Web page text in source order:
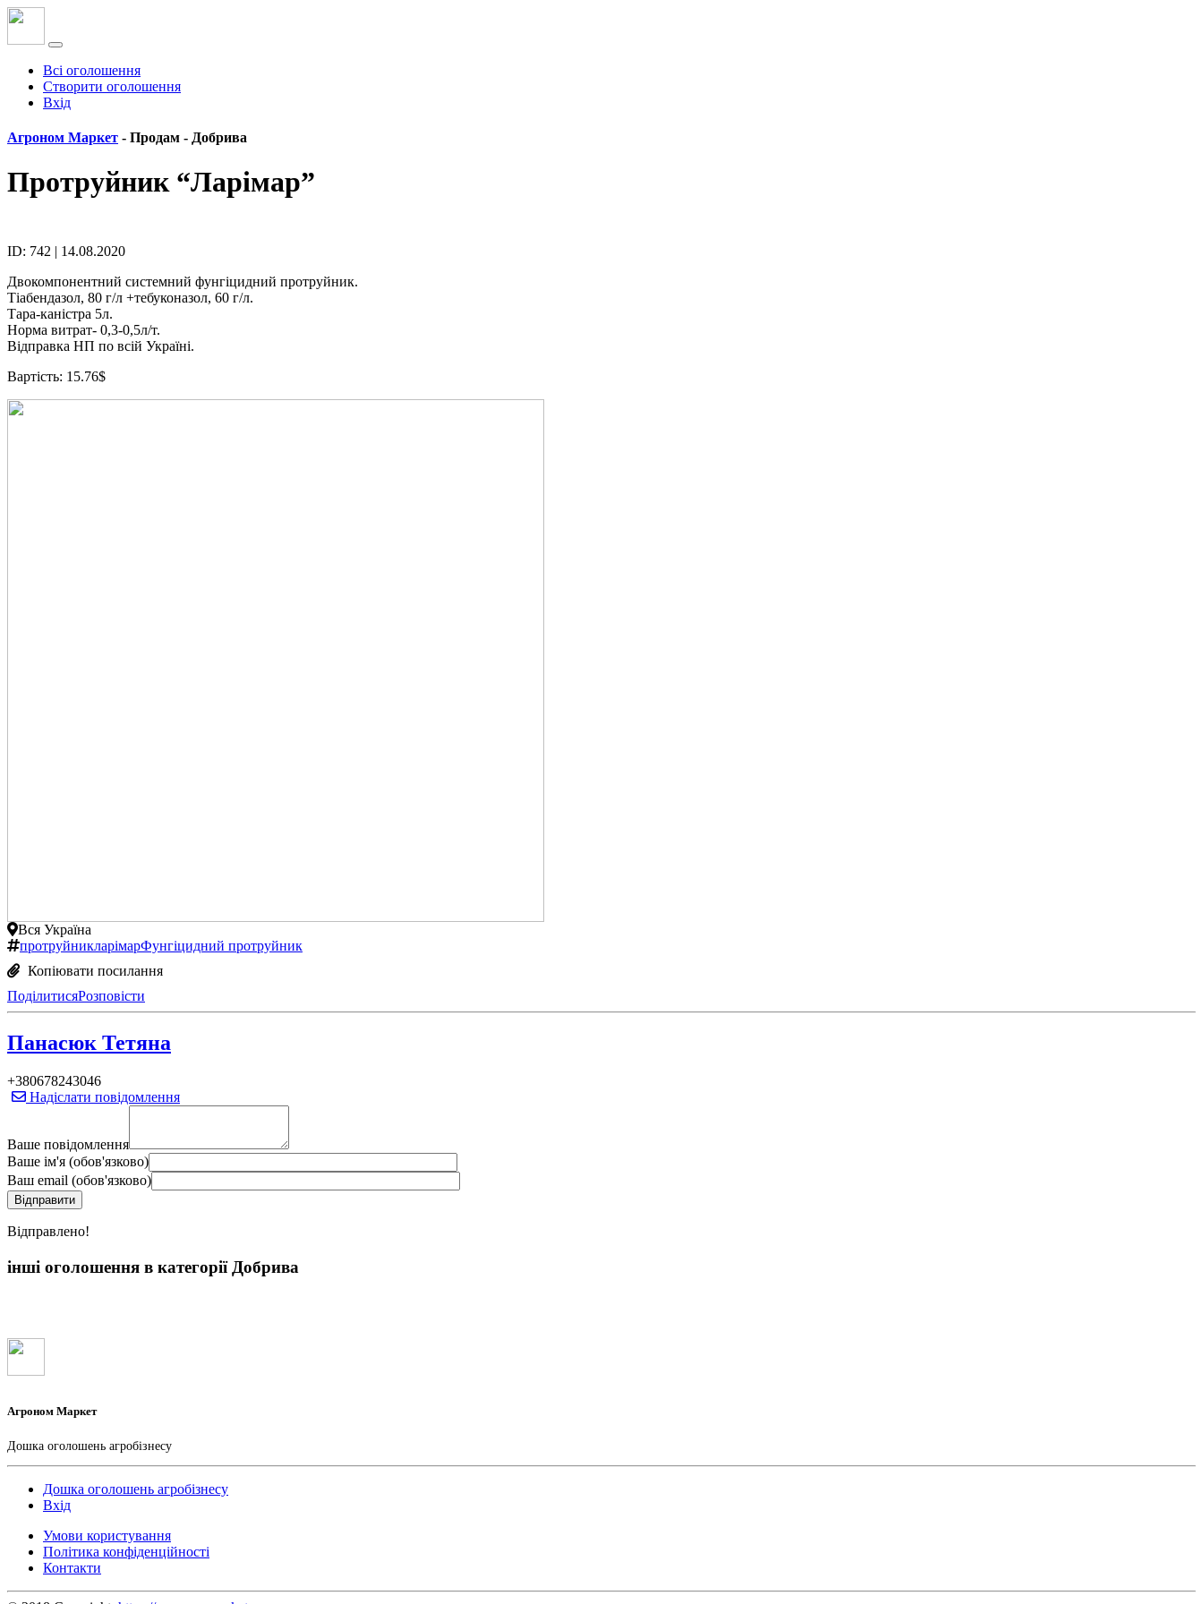
Всі оголошення
Створити оголошення
Вхід
Агроном Маркет - Продам - Добрива
Протруйник “Ларімар”
ID: 742 | 14.08.2020
Двокомпонентний системний фунгіцидний протруйник.
Тіабендазол, 80 г/л +тебуконазол, 60 г/л.
Тара-каністра 5л.
Норма витрат- 0,3-0,5л/т.
Відправка НП по всій Україні.
Вартість: 15.76$
Вся Україна
протруйникларімарФунгіцидний протруйник
Копіювати посилання
ПоділитисяРозповісти
Панасюк Тетяна
+380678243046
Надіслати повідомлення
Ваше повідомлення
Ваше ім'я (обов'язково)
Ваш email (обов'язково)
Вiдправлено!
інші оголошення в категорії Добрива
Агроном Маркет
Дошка оголошень агробізнесу
Дошка оголошень агробізнесу
Вхід
Умови користування
Політика конфіденційності
Контакти